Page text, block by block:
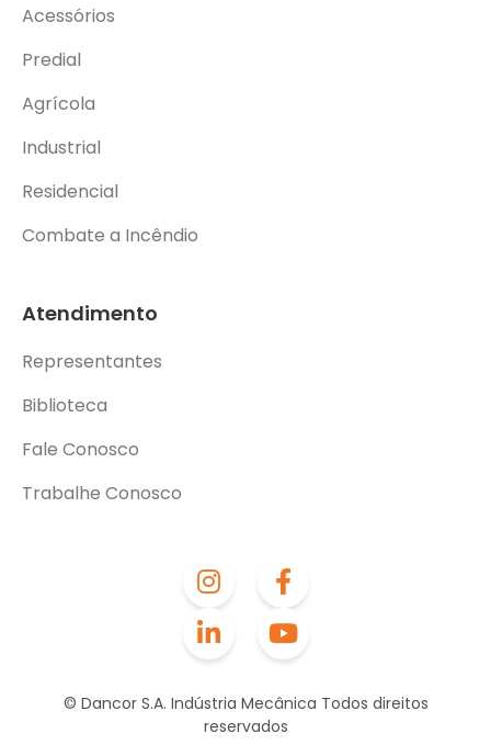
© Dancor S.A. Indústria Mecânica Todos direitos
reservados
Acessórios
Predial
Agrícola
Industrial
Residencial
Combate a Incêndio
Atendimento
Representantes
Biblioteca
Fale Conosco
Trabalhe Conosco